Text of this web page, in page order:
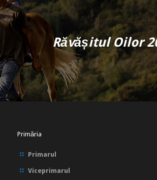
Răvășitul Oilor
Primăria
Primarul
Viceprimarul